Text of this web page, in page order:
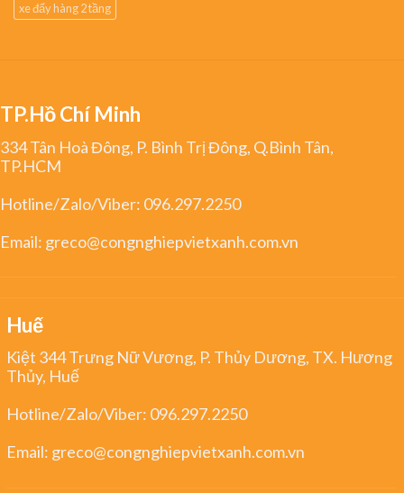
xe đẩy hàng 2 tầng
TP.Hồ Chí Minh
334 Tân Hoà Đông, P. Bình Trị Đông, Q.Bình Tân,
TP.HCM
Hotline/Zalo/Viber: 096.297.2250
Email: greco@congnghiepvietxanh.com.vn
Huế
Kiệt 344 Trưng Nữ Vương, P. Thủy Dương, TX. Hương
Thủy, Huế
Hotline/Zalo/Viber: 096.297.2250
Email: greco@congnghiepvietxanh.com.vn